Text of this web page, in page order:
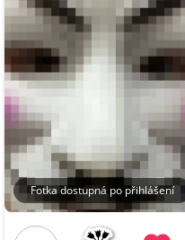
Fotka dostupná po přihlášení